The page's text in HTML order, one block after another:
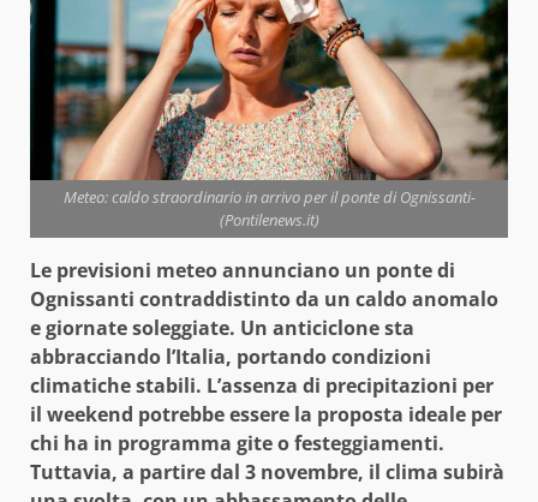
Meteo: caldo straordinario in arrivo per il ponte di Ognissanti-
(Pontilenews.it)
Le previsioni meteo annunciano un ponte di
Ognissanti contraddistinto da un caldo anomalo
e giornate soleggiate. Un anticiclone sta
abbracciando l’Italia, portando condizioni
climatiche stabili. L’assenza di precipitazioni per
il weekend potrebbe essere la proposta ideale per
chi ha in programma gite o festeggiamenti.
Tuttavia, a partire dal 3 novembre, il clima subirà